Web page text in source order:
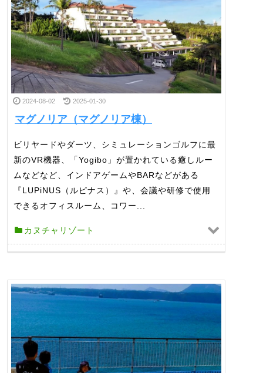
2024-08-02 2025-01-30
マグノリア（マグノリア棟）
ビリヤードやダーツ、シミュレーションゴルフに最
新のVR機器、「Yogibo」が置かれている癒しルー
ムなどなど、インドアゲームやBARなどがある
『LUPiNUS（ルピナス）』や、会議や研修で使用
できるオフィスルーム、コワー...
カヌチャリゾート